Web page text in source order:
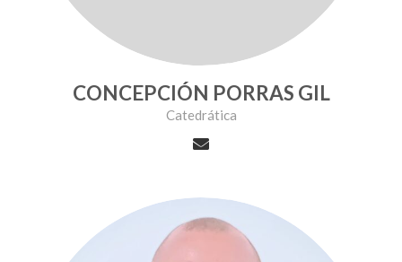
CONCEPCIÓN PORRAS GIL
Catedrática